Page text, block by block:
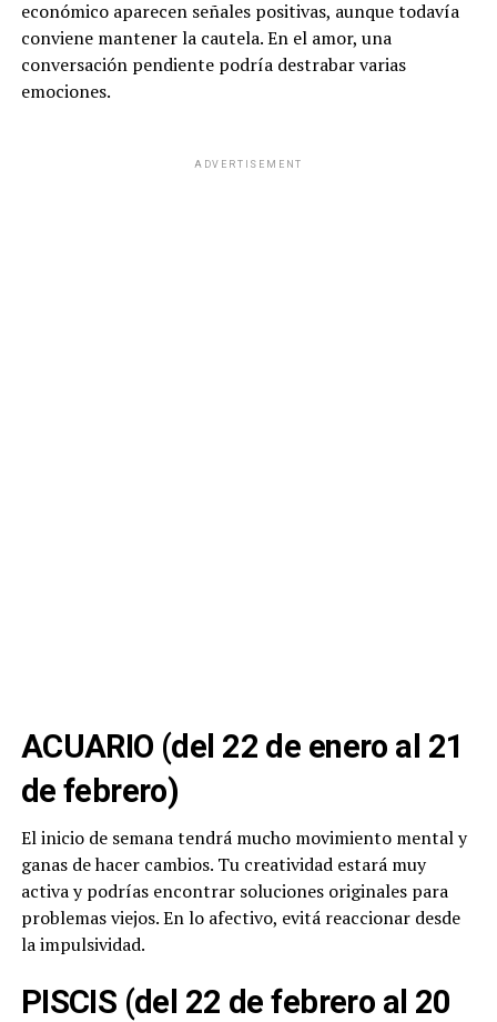
económico aparecen señales positivas, aunque todavía
conviene mantener la cautela. En el amor, una
conversación pendiente podría destrabar varias
emociones.
ADVERTISEMENT
ACUARIO (del 22 de enero al 21
de febrero)
El inicio de semana tendrá mucho movimiento mental y
ganas de hacer cambios. Tu creatividad estará muy
activa y podrías encontrar soluciones originales para
problemas viejos. En lo afectivo, evitá reaccionar desde
la impulsividad.
PISCIS (del 22 de febrero al 20